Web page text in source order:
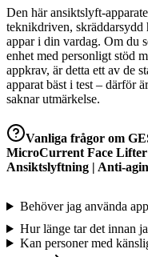
Den här ansiktslyft-
teknikdriven, skräddarsydd
appar i din vardag. Om du
enhet med personligt stöd
appkrav, är detta ett av de
apparat bäst i test – därför
saknar utmärkelse.
Vanliga frågor om
MicroCurrent Face Lifter
Ansiktslyftning | Anti-
Behöver jag använda
Hur länge tar det innan
Kan personer med